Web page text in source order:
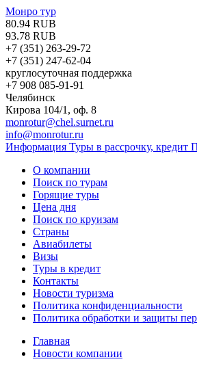
Монро тур
80.94 RUB
93.78 RUB
+7 (351) 263-29-72
+7 (351) 247-62-04
круглосуточная поддержка
+7 908 085-91-91
Челябинск
Кирова 104/1, оф. 8
monrotur@chel.surnet.ru
info@monrotur.ru
Информация Туры в рассрочку, кредит
О компании
Поиск по турам
Горящие туры
Цена дня
Поиск по круизам
Страны
Авиабилеты
Визы
Туры в кредит
Контакты
Новости туризма
Политика конфиденциальности
Политика обработки и защиты
Главная
Новости компании